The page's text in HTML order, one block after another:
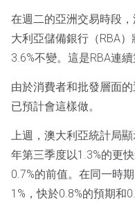
在週二的亞洲交易時段
大利亞儲備銀行（RBA
3.6%不變。這是RBA連
由於消費者和批發層面
已預計會這樣做。
上週，澳大利亞統計局
年第三季度以1.3%的更
0.7%的前值。在同一時
1%，快於0.8%的預期和